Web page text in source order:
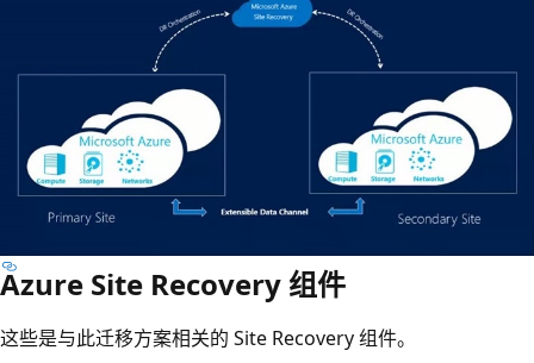
Azure Site Recovery 组件
这些是与此迁移方案相关的 Site Recovery 组件。